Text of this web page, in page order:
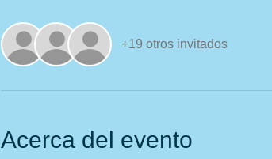
+19 otros invitados
Acerca del evento